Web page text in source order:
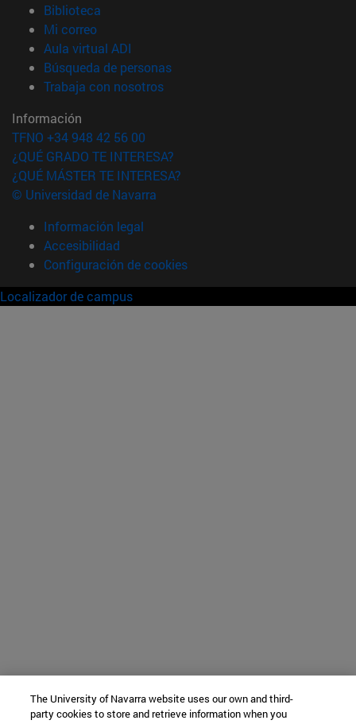
Biblioteca
Mi correo(abre en nueva ventana)
Aula virtual ADI
Búsqueda de personas(abre en nueva ventana)
Trabaja con nosotros(abre en nueva ventana)
Información
TFNO +34 948 42 56 00
¿QUÉ GRADO TE INTERESA?
¿QUÉ MÁSTER TE INTERESA?
© Universidad de Navarra
Información legal
Accesibilidad
Configuración de cookies
Localizador de campus
The University of Navarra website uses our own and third-
party cookies to store and retrieve information when you